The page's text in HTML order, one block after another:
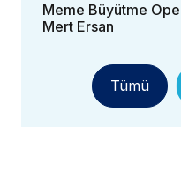
Meme Büyütme
Mert Ersan
Tümü